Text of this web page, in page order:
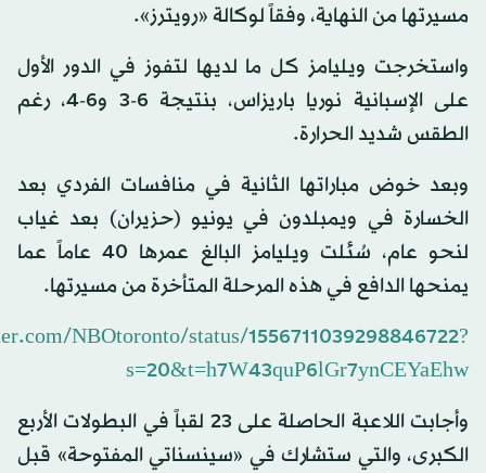
مسيرتها من النهاية، وفقاً لوكالة «رويترز».
واستخرجت ويليامز كل ما لديها لتفوز في الدور الأول
على الإسبانية نوريا باريزاس، بنتيجة 6-3 و6-4، رغم
الطقس شديد الحرارة.
وبعد خوض مباراتها الثانية في منافسات الفردي بعد
الخسارة في ويمبلدون في يونيو (حزيران) بعد غياب
لنحو عام، سُئلت ويليامز البالغ عمرها 40 عاماً عما
يمنحها الدافع في هذه المرحلة المتأخرة من مسيرتها.
NBOtoronto/status/1556711039298846722?
s=20&t=h7W43quP6lGr7ynCEYaEhw
وأجابت اللاعبة الحاصلة على 23 لقباً في البطولات الأربع
الكبرى، والتي ستشارك في «سينسناتي المفتوحة» قبل